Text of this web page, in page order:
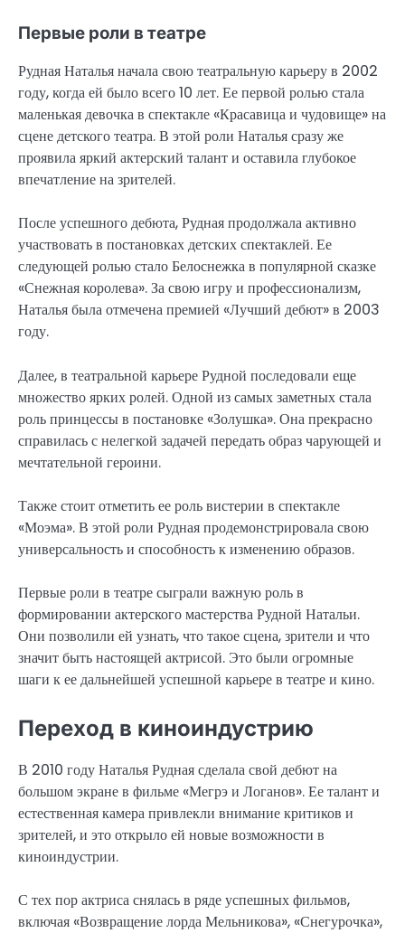
Первые роли в театре
Рудная Наталья начала свою театральную карьеру в 2002
году, когда ей было всего 10 лет. Ее первой ролью стала
маленькая девочка в спектакле «Красавица и чудовище» на
сцене детского театра. В этой роли Наталья сразу же
проявила яркий актерский талант и оставила глубокое
впечатление на зрителей.
После успешного дебюта, Рудная продолжала активно
участвовать в постановках детских спектаклей. Ее
следующей ролью стало Белоснежка в популярной сказке
«Снежная королева». За свою игру и профессионализм,
Наталья была отмечена премией «Лучший дебют» в 2003
году.
Далее, в театральной карьере Рудной последовали еще
множество ярких ролей. Одной из самых заметных стала
роль принцессы в постановке «Золушка». Она прекрасно
справилась с нелегкой задачей передать образ чарующей и
мечтательной героини.
Также стоит отметить ее роль вистерии в спектакле
«Моэма». В этой роли Рудная продемонстрировала свою
универсальность и способность к изменению образов.
Первые роли в театре сыграли важную роль в
формировании актерского мастерства Рудной Натальи.
Они позволили ей узнать, что такое сцена, зрители и что
значит быть настоящей актрисой. Это были огромные
шаги к ее дальнейшей успешной карьере в театре и кино.
Переход в киноиндустрию
В 2010 году Наталья Рудная сделала свой дебют на
большом экране в фильме «Мегрэ и Логанов». Ее талант и
естественная камера привлекли внимание критиков и
зрителей, и это открыло ей новые возможности в
киноиндустрии.
С тех пор актриса снялась в ряде успешных фильмов,
включая «Возвращение лорда Мельникова», «Снегурочка»,